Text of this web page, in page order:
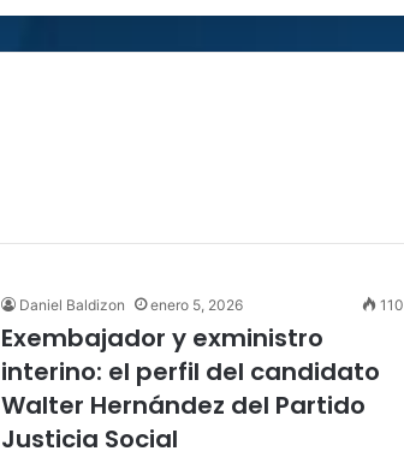
Daniel Baldizon enero 5, 2026 110
Exembajador y exministro
interino: el perfil del candidato
Walter Hernández del Partido
Justicia Social